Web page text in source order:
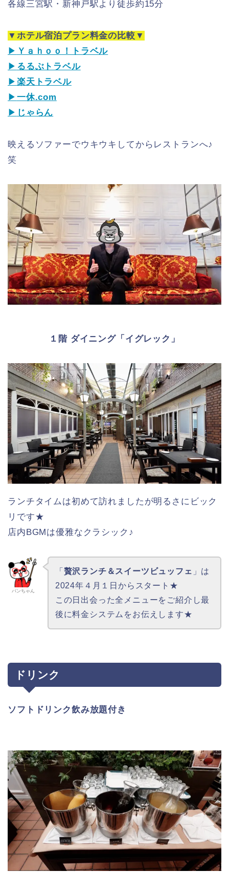
各線三宮駅・新神戸駅より徒歩約15分
▼ホテル宿泊プラン料金の比較▼
▶ Ｙａｈｏｏ！トラベル
▶ るるぶトラベル
▶ 楽天トラベル
▶ 一休.com
▶ じゃらん
映えるソファーでウキウキしてからレストランへ♪
笑
１階 ダイニング「イグレック」
ランチタイムは初めて訪れましたが明るさにビック
リです★
店内BGMは優雅なクラシック♪
パンちゃん
「 贅沢ランチ＆スイーツビュッフェ 」は
2024年４月１日からスタート★
この日出会った全メニューをご紹介し最
後に料金システムをお伝えします★
ドリンク
ソフトドリンク飲み放題付き